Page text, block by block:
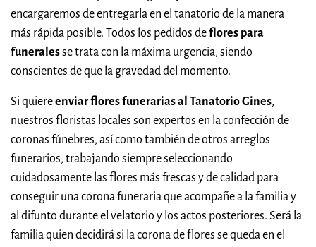
encargaremos de entregarla en el tanatorio de la manera
más rápida posible. Todos los pedidos deflores para
funeralesse trata con la máxima urgencia, siendo
conscientes de que la gravedad del momento.
Si quiereenviar flores funerarias al Tanatorio Gines,
nuestros floristas locales son expertos en la confección de
coronas fúnebres, así como también de otros arreglos
funerarios, trabajando siempre seleccionando
cuidadosamente las flores más frescas y de calidad para
conseguir una corona funeraria que acompañe a la familia y
al difunto durante el velatorio y los actos posteriores. Será la
familia quien decidirá si la corona de flores se queda en el